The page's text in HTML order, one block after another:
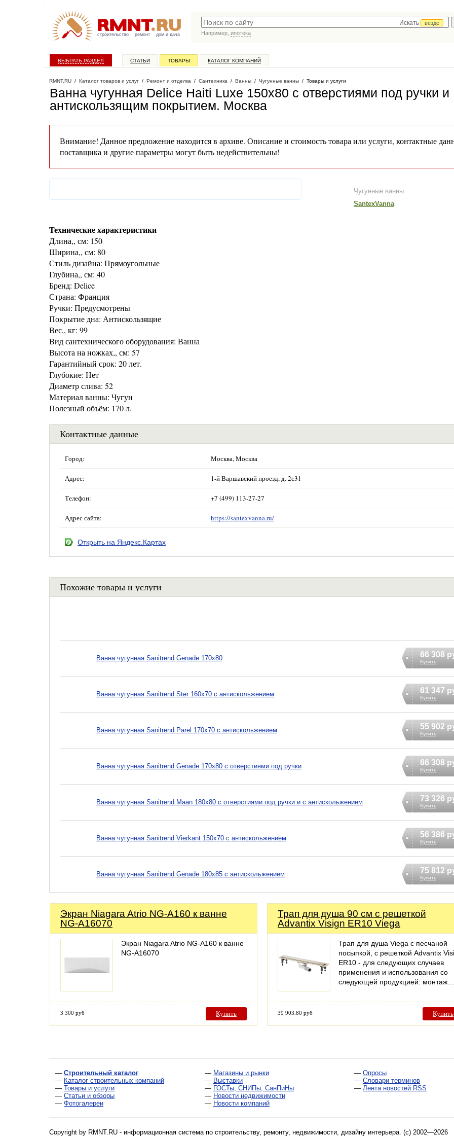
строительство ремонт дом и дача
Искать
везде
Например, ипотека
ВЫБРАТЬ РАЗДЕЛ СТАТЬИ ТОВАРЫ КАТАЛОГ КОМПАНИЙ
RMNT.RU / Каталог товаров и услуг / Ремонт и отделка / Сантехника / Ванны / Чугунные ванны / Товары и услуги
Ванна чугунная Delice Haiti Luxe 150х80 с отверстиями под ручки и
антискользящим покрытием. Москва
Внимание! Данное предложение находится в архиве. Описание и стоимость товара или услуги, контактные
поставщика и другие параметры могут быть недействительны!
Чугунные ванны
SantexVanna
Технические характеристики
Длина,, см: 150
Ширина,, см: 80
Стиль дизайна: Прямоугольные
Глубина,, см: 40
Бренд: Delice
Страна: Франция
Ручки: Предусмотрены
Покрытие дна: Антискользящие
Вес,, кг: 99
Вид сантехнического оборудования: Ванна
Высота на ножках,, см: 57
Гарантийный срок: 20 лет.
Глубокие: Нет
Диаметр слива: 52
Материал ванны: Чугун
Полезный объём: 170 л.
Контактные данные
Город: Москва, Москва
Адрес: 1-й Варшавский проезд, д. 2с31
Телефон: +7 (499) 113-27-27
Адрес сайта: https://santexvanna.ru/
Открыть на Яндекс.Картах
Похожие товары и услуги
Ванна чугунная Sanitrend Genade 170х80 66 308
Купить
Ванна чугунная Sanitrend Ster 160х70 с антискольжением 61 347
Купить
Ванна чугунная Sanitrend Parel 170х70 с антискольжением 55 902
Купить
Ванна чугунная Sanitrend Genade 170х80 с отверстиями под ручки 66 308
Купить
Ванна чугунная Sanitrend Maan 180х80 с отверстиями под ручки и с антискольжением 73 326
Купить
Ванна чугунная Sanitrend Vierkant 150х70 с антискольжением 56 386
Купить
Ванна чугунная Sanitrend Genade 180х85 с антискольжением 75 812
Купить
Экран Niagara Atrio NG-A160 к ванне
NG-A16070
Экран Niagara Atrio NG-A160 к ванне
NG-A16070
3 300 руб Купить
Трап для душа 90 см с решеткой
Advantix Visign ER10 Viega
Трап для душа Viega с песчаной
посыпкой, с решеткой Advantix
ER10 - для следующих случаев
применения и использования со
следующей продукцией: монтаж…
39 903.80 руб Купить
— Строительный каталог
— Каталог строительных компаний
— Товары и услуги
— Статьи и обзоры
— Фотогалереи
— Магазины и рынки
— Выставки
— ГОСТы, СНИПы, СанПиНы
— Новости недвижимости
— Новости компаний
— Опросы
— Словари терминов
— Лента новостей RSS
Copyright by RMNT.RU - информационная система по строительству, ремонту, недвижимости, дизайну интерьера. (c) 2002—2026